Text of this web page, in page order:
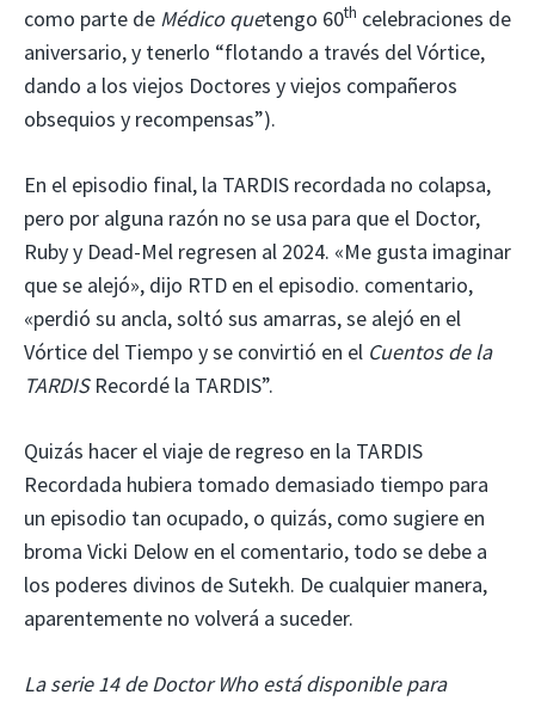
como parte de Médico quetengo 60th celebraciones de
aniversario, y tenerlo “flotando a través del Vórtice,
dando a los viejos Doctores y viejos compañeros
obsequios y recompensas”).
En el episodio final, la TARDIS recordada no colapsa,
pero por alguna razón no se usa para que el Doctor,
Ruby y Dead-Mel regresen al 2024. «Me gusta imaginar
que se alejó», dijo RTD en el episodio. comentario,
«perdió su ancla, soltó sus amarras, se alejó en el
Vórtice del Tiempo y se convirtió en el Cuentos de la
TARDIS Recordé la TARDIS”.
Quizás hacer el viaje de regreso en la TARDIS
Recordada hubiera tomado demasiado tiempo para
un episodio tan ocupado, o quizás, como sugiere en
broma Vicki Delow en el comentario, todo se debe a
los poderes divinos de Sutekh. De cualquier manera,
aparentemente no volverá a suceder.
La serie 14 de Doctor Who está disponible para